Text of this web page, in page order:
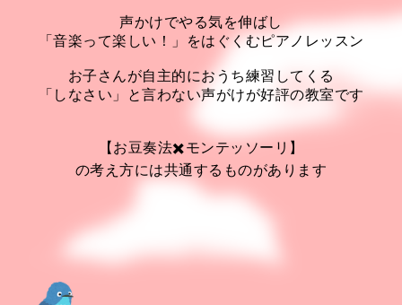
声かけでやる気を伸ばし
「音楽って楽しい！」をはぐくむピアノレッスン
お子さんが自主的におうち練習してくる
「しなさい」と言わない声がけが好評の教室です
【お豆奏法✖️モンテッソーリ】
の考え方には共通するものがあります